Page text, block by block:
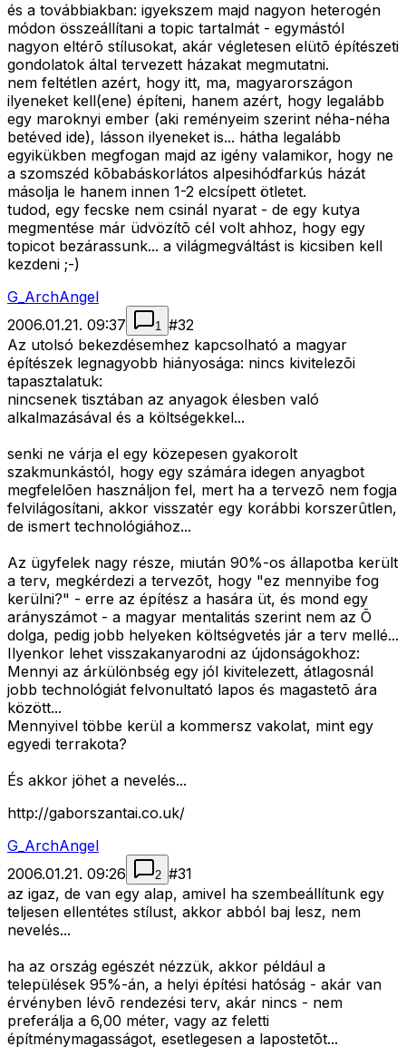
és a továbbiakban: igyekszem majd nagyon heterogén
módon összeállítani a topic tartalmát - egymástól
nagyon eltérõ stílusokat, akár végletesen elütõ építészeti
gondolatok által tervezett házakat megmutatni.
nem feltétlen azért, hogy itt, ma, magyarországon
ilyeneket kell(ene) építeni, hanem azért, hogy legalább
egy maroknyi ember (aki reményeim szerint néha-néha
betéved ide), lásson ilyeneket is... hátha legalább
egyikükben megfogan majd az igény valamikor, hogy ne
a szomszéd kõbabáskorlátos alpesihódfarkús házát
másolja le hanem innen 1-2 elcsípett ötletet.
tudod, egy fecske nem csinál nyarat - de egy kutya
megmentése már üdvözítõ cél volt ahhoz, hogy egy
topicot bezárassunk... a világmegváltást is kicsiben kell
kezdeni ;-)
G_ArchAngel
2006.01.21. 09:37
1 #32
Az utolsó bekezdésemhez kapcsolható a magyar
építészek legnagyobb hiányosága: nincs kivitelezõi
tapasztalatuk:
nincsenek tisztában az anyagok élesben való
alkalmazásával és a költségekkel...
senki ne várja el egy közepesen gyakorolt
szakmunkástól, hogy egy számára idegen anyagbot
megfelelõen használjon fel, mert ha a tervezõ nem fogja
felvilágosítani, akkor visszatér egy korábbi korszerûtlen,
de ismert technológiához...
Az ügyfelek nagy része, miután 90%-os állapotba került
a terv, megkérdezi a tervezõt, hogy "ez mennyibe fog
kerülni?" - erre az építész a hasára üt, és mond egy
arányszámot - a magyar mentalitás szerint nem az Õ
dolga, pedig jobb helyeken költségvetés jár a terv mellé...
Ilyenkor lehet visszakanyarodni az újdonságokhoz:
Mennyi az árkülönbség egy jól kivitelezett, átlagosnál
jobb technológiát felvonultató lapos és magastetõ ára
között...
Mennyivel többe kerül a kommersz vakolat, mint egy
egyedi terrakota?
És akkor jöhet a nevelés...
http://gaborszantai.co.uk/
G_ArchAngel
2006.01.21. 09:26
2 #31
az igaz, de van egy alap, amivel ha szembeállítunk egy
teljesen ellentétes stílust, akkor abból baj lesz, nem
nevelés...
ha az ország egészét nézzük, akkor például a
települések 95%-án, a helyi építési hatóság - akár van
érvényben lévõ rendezési terv, akár nincs - nem
preferálja a 6,00 méter, vagy az feletti
építménymagasságot, esetlegesen a lapostetõt...